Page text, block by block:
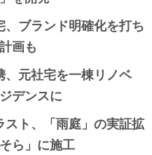
ブランド明確化を打ち
画も
、元社宅を一棟リノベ
デンスに
ト、「雨庭」の実証拡
ら」に施工